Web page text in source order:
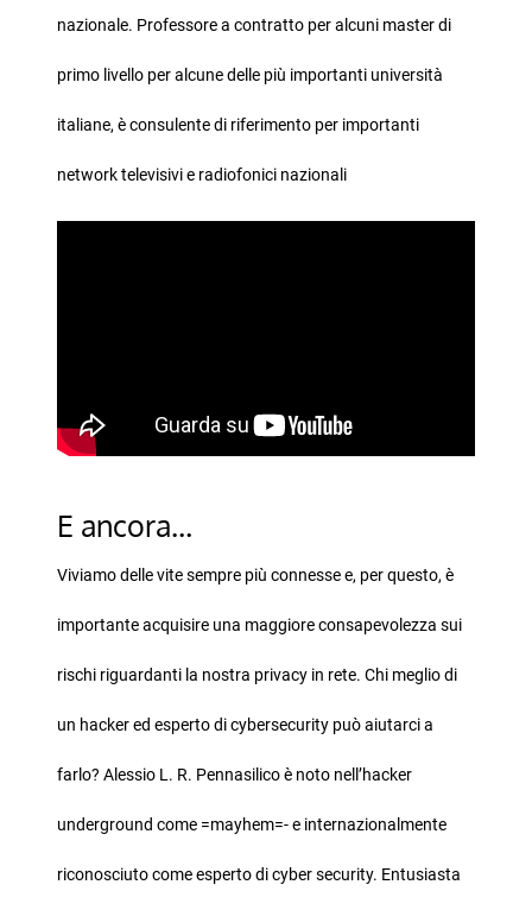
nazionale. Professore a contratto per alcuni master di
primo livello per alcune delle più importanti università
italiane, è consulente di riferimento per importanti
network televisivi e radiofonici nazionali
E ancora…
Viviamo delle vite sempre più connesse e, per questo, è
importante acquisire una maggiore consapevolezza sui
rischi riguardanti la nostra privacy in rete. Chi meglio di
un hacker ed esperto di cybersecurity può aiutarci a
farlo? Alessio L. R. Pennasilico è noto nell’hacker
underground come =mayhem=- e internazionalmente
riconosciuto come esperto di cyber security. Entusiasta